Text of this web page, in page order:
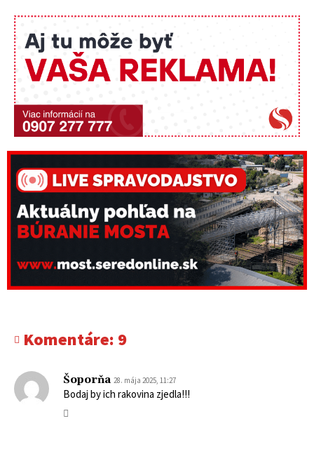
Komentáre: 9
Šoporňa 28. mája 2025, 11:27
Bodaj by ich rakovina zjedla!!!